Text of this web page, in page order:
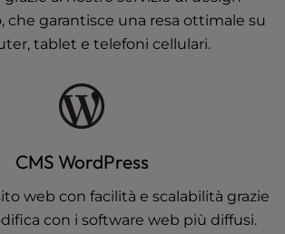
che garantisce una resa ottimale su
tablet e telefoni cellulari.
CMS WordPress
web con facilità e scalabilità grazie
con i software web più diffusi.